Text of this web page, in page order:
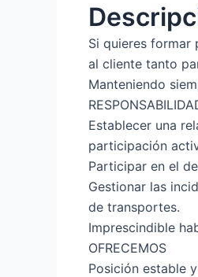
Si quieres formar
al cliente tanto
Manteniendo
Establecer una
participación
Participar en el
Gestionar las
de transportes.
Imprescindible
OFRECEMOS
Posición estable